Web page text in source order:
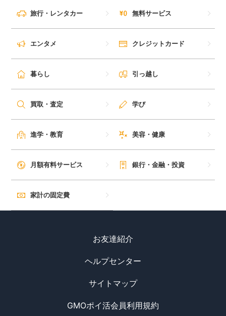
旅行・レンタカー 無料サービス
エンタメ クレジットカード
暮らし 引っ越し
買取・査定 学び
進学・教育 美容・健康
月額有料サービス 銀行・金融・投資
家計の固定費
お友達紹介
ヘルプセンター
サイトマップ
GMOポイ活会員利用規約